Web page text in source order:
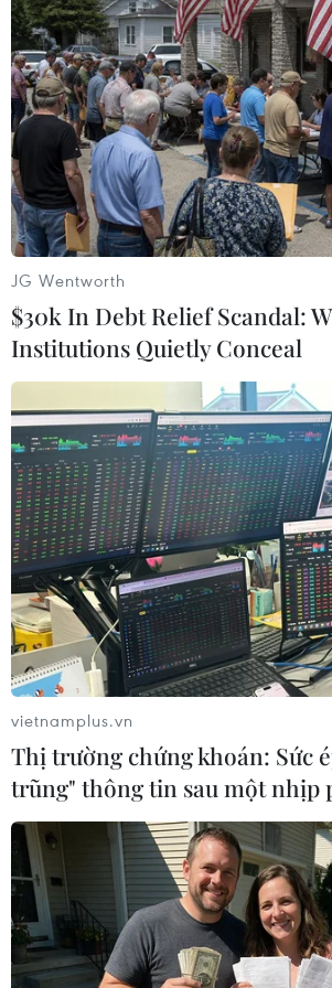
170 doanh nghiệp vừa và nhỏ
Malaysia được vinh danh tại lễ trao
giải thưởng Golden Bull năm 2026
04/08/2026 08:42
Chuỗi sự kiện "Yên Tử - Sắc Thu
thiền định" trở lại với nhiều trải
nghiệm mới
04/08/2026 02:51
Hợp tác chia sẻ dữ liệu - động lực
tăng trưởng mới của ASEAN
UOBAM Việt Nam chính thức chào
bán Chứng chỉ Quỹ đầu tư United
Dòng Tiền Linh Hoạt (UMMF)
03/08/2026 09:02
Xem thêm
CƠ QUAN CHỦ QUẢN: THÔNG TẤN XÃ VIỆT NAM
Tổng Biên tập: TRẦN TIẾN DUẨN
Phó Tổng Biên tập: NGUYỄN THỊ
THỦY
JG Wentworth
$30k In Debt Relief Scandal:
Institutions Quietly Conceal
vietnamplus.vn
Thị trường chứng khoán: Sức
trũng" thông tin sau một nhịp